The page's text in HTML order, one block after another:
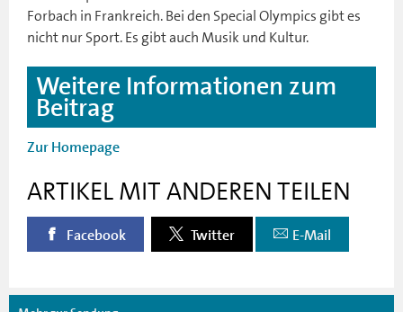
Forbach in Frankreich. Bei den Special Olympics gibt es
nicht nur Sport. Es gibt auch Musik und Kultur.
Weitere Informationen zum
Beitrag
Zur Homepage
ARTIKEL MIT ANDEREN TEILEN
Facebook Twitter E-Mail